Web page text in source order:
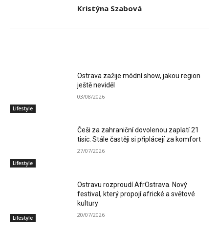
Kristýna Szabová
Lifestyle
Ostrava zažije módní show, jakou region
ještě neviděl
03/08/2026
Lifestyle
Češi za zahraniční dovolenou zaplatí 21
tisíc. Stále častěji si připlácejí za komfort
27/07/2026
Lifestyle
Ostravu rozproudí AfrOstrava. Nový
festival, který propojí africké a světové
kultury
20/07/2026